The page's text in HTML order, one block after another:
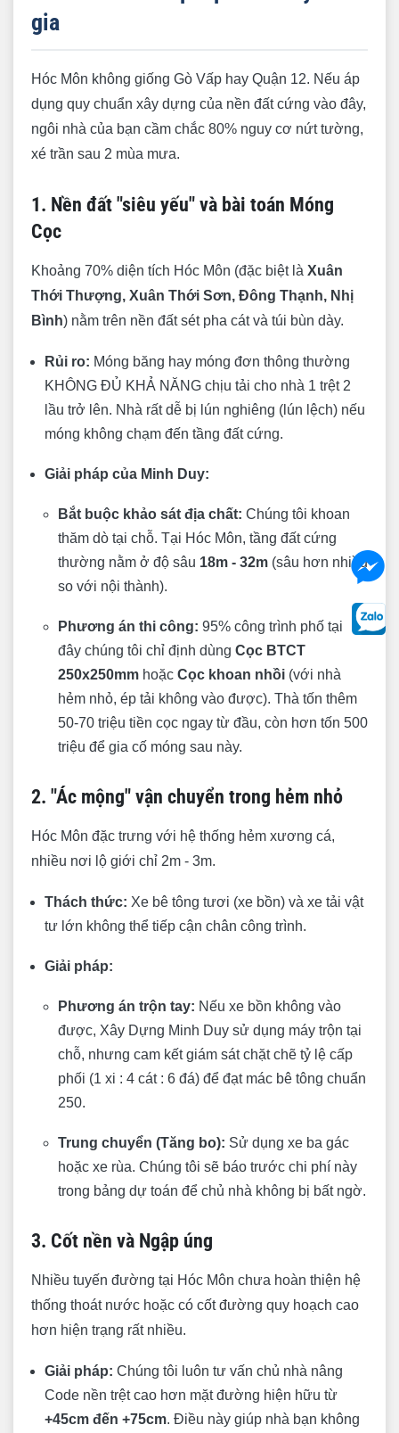
gia
Hóc Môn không giống Gò Vấp hay Quận 12. Nếu áp
dụng quy chuẩn xây dựng của nền đất cứng vào đây,
ngôi nhà của bạn cầm chắc 80% nguy cơ nứt tường,
xé trần sau 2 mùa mưa.
1. Nền đất "siêu yếu" và bài toán Móng
Cọc
Khoảng 70% diện tích Hóc Môn (đặc biệt là Xuân
Thới Thượng, Xuân Thới Sơn, Đông Thạnh, Nhị
Bình) nằm trên nền đất sét pha cát và túi bùn dày.
Rủi ro: Móng băng hay móng đơn thông thường
KHÔNG ĐỦ KHẢ NĂNG chịu tải cho nhà 1 trệt 2
lầu trở lên. Nhà rất dễ bị lún nghiêng (lún lệch) nếu
móng không chạm đến tầng đất cứng.
Giải pháp của Minh Duy:
Bắt buộc khảo sát địa chất: Chúng tôi khoan
thăm dò tại chỗ. Tại Hóc Môn, tầng đất cứng
thường nằm ở độ sâu 18m - 32m (sâu hơn nhiều
so với nội thành).
Phương án thi công: 95% công trình phố tại
đây chúng tôi chỉ định dùng Cọc BTCT
250x250mm hoặc Cọc khoan nhồi (với nhà
hẻm nhỏ, ép tải không vào được). Thà tốn thêm
50-70 triệu tiền cọc ngay từ đầu, còn hơn tốn 500
triệu để gia cố móng sau này.
2. "Ác mộng" vận chuyển trong hẻm nhỏ
Hóc Môn đặc trưng với hệ thống hẻm xương cá,
nhiều nơi lộ giới chỉ 2m - 3m.
Thách thức: Xe bê tông tươi (xe bồn) và xe tải vật
tư lớn không thể tiếp cận chân công trình.
Giải pháp:
Phương án trộn tay: Nếu xe bồn không vào
được, Xây Dựng Minh Duy sử dụng máy trộn tại
chỗ, nhưng cam kết giám sát chặt chẽ tỷ lệ cấp
phối (1 xi : 4 cát : 6 đá) để đạt mác bê tông chuẩn
250.
Trung chuyển (Tăng bo): Sử dụng xe ba gác
hoặc xe rùa. Chúng tôi sẽ báo trước chi phí này
trong bảng dự toán để chủ nhà không bị bất ngờ.
3. Cốt nền và Ngập úng
Nhiều tuyến đường tại Hóc Môn chưa hoàn thiện hệ
thống thoát nước hoặc có cốt đường quy hoạch cao
hơn hiện trạng rất nhiều.
Giải pháp: Chúng tôi luôn tư vấn chủ nhà nâng
Code nền trệt cao hơn mặt đường hiện hữu từ
+45cm đến +75cm. Điều này giúp nhà bạn không